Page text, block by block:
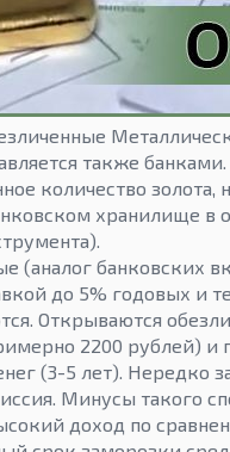
также
количество золота,
хранилище в
(аналог банковских
до 5% годовых и
Открываются
2200 рублей) и
(3-5 лет). Нередко
Минусы такого
доход по